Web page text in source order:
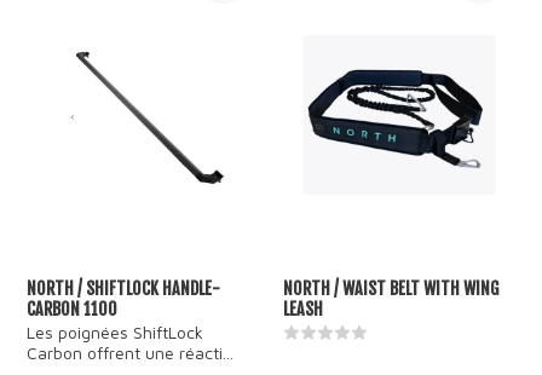
NORTH / SHIFTLOCK HANDLE-
CARBON 1100
Les poignées ShiftLock
Carbon offrent une réacti...
NORTH / WAIST BELT WITH WING
LEASH